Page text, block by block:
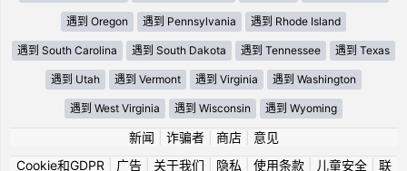
遇到 Oregon 遇到 Pennsylvania 遇到 Rhode Island
遇到 South Carolina 遇到 South Dakota 遇到 Tennessee 遇到 Texas
遇到 Utah 遇到 Vermont 遇到 Virginia 遇到 Washington
遇到 West Virginia 遇到 Wisconsin 遇到 Wyoming
新闻 诈骗者| 商店| 意见
Cookie和GDPR
广告| 关于我们 隐私 使用条款| 儿童安全| 联